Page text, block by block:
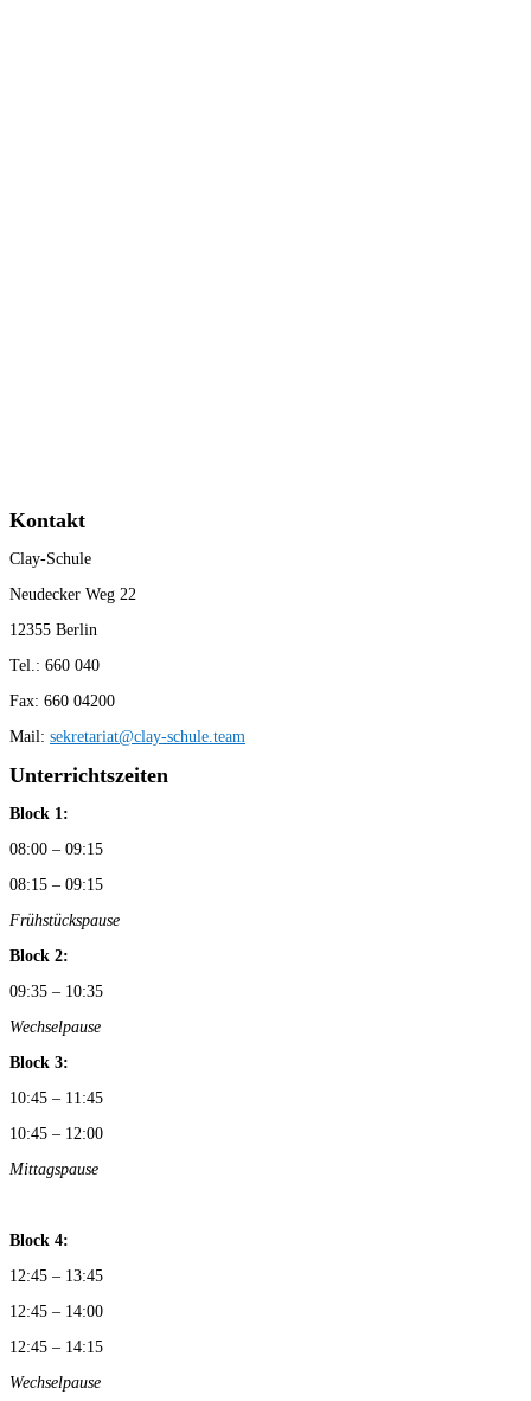
Kontakt
Clay-Schule
Neudecker Weg 22
12355 Berlin
Tel.: 660 040
Fax: 660 04200
Mail: sekretariat@clay-schule.team
Unterrichtszeiten
Block 1:
08:00 – 09:15
08:15 – 09:15
Frühstückspause
Block 2:
09:35 – 10:35
Wechselpause
Block 3:
10:45 – 11:45
10:45 – 12:00
Mittagspause
Block 4:
12:45 – 13:45
12:45 – 14:00
12:45 – 14:15
Wechselpause